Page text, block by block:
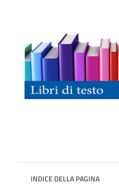
INDICE DELLA PAGINA